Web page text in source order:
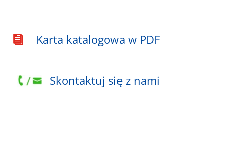
 Karta katalogowa w PDF
Skontaktuj się z nami